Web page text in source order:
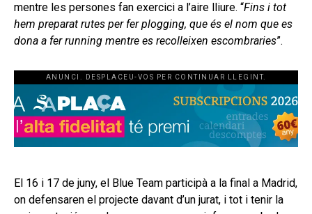
mentre les persones fan exercici a l’aire lliure. “Fins i tot
hem preparat rutes per fer plogging, que és el nom que es
dona a fer running mentre es recolleixen escombraries”.
ANUNCI. DESPLACEU-VOS PER CONTINUAR LLEGINT.
El 16 i 17 de juny, el Blue Team participà a la final a Madrid,
on defensaren el projecte davant d’un jurat, i tot i tenir la